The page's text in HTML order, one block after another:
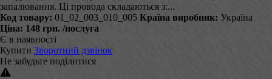
запалювання. Ці провода складаються з:...
Код товару: 01_02_003_010_005 Країна виробник: Україна
Ціна: 148 грн. /послуга
Є в наявності
Купити Зворотний дзвінок
Не забудьте поділитися